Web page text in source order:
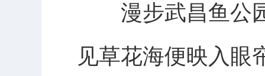
漫步武昌鱼公园
见草花海便映入眼